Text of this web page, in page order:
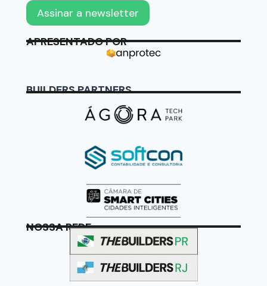
APRESENTADO POR
BUILDERS PARTNERS
NOSSA REDE